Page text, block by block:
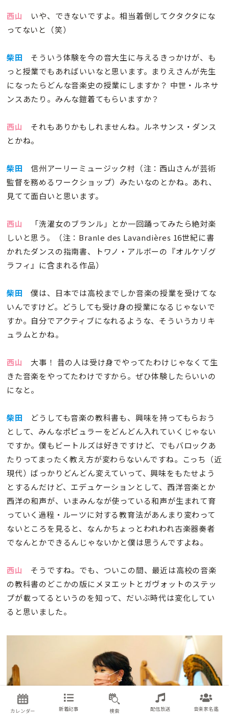
西山
いや、できないですよ。相当着倒してクタクタにな
ってないと（笑）
柴田 そういう体験を今の音大生に与えるきっかけが、も
っと授業でもあればいいなと思います。まりえさんが先生
になったらどんな音楽史の授業にしますか？ 中世・ルネサ
ンスあたり。みんな鎧着てもらいますか？
西山
それもありかもしれませんね。ルネサンス・ダンス
とかね。
柴田 信州アーリーミュージック村（注：西山さんが芸術
監督を務めるワークショップ）みたいなのとかね。あれ、
見てて面白いと思います。
西山
「洗濯女のブランル」とか一回踊ってみたら絶対楽
しいと思う。（注：Branle des Lavandières 16世紀に書
かれたダンスの指南書、トワノ・アルボーの『オルケゾグ
ラフィ』に含まれる作品）
柴田 僕は、日本では高校までしか音楽の授業を受けてな
いんですけど。どうしても受け身の授業になるじゃないで
すか。自分でアクティブになれるような、そういうカリキ
ュラムとかね。
西山
大事！ 昔の人は受け身でやってたわけじゃなくて生
きた音楽をやってたわけですから。ぜひ体験したらいいの
になと。
柴田 どうしても音楽の教科書も、興味を持ってもらおう
として、みんなポピュラーをどんどん入れていくじゃない
ですか。僕もビートルズは好きですけど、でもバロックあ
たりってまったく教え方が変わらないんですね。こっち（近
現代）ばっかりどんどん変えていって、興味をもたせよう
とするんだけど、エデュケーションとして、西洋音楽とか
西洋の和声が、いまみんなが使っている和声が生まれて育
っていく過程・ルーツに対する教育法があんまり変わって
ないところを見ると、なんかちょっとわれわれ古楽器奏者
でなんとかできるんじゃないかと僕は思うんですよね。
西山
そうですね。でも、ついこの間、最近は高校の音楽
の教科書のどこかの版にメヌエットとガヴォットのステッ
プが載ってるというのを知って、だいぶ時代は変化してい
ると思いました。
カレンダー 新着記事 検索 配信放送 音楽家名鑑